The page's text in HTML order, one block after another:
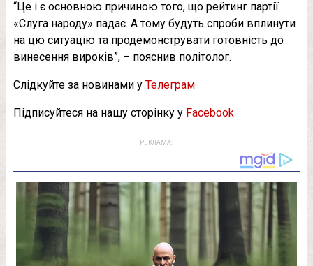
“Це і є основною причиною того, що рейтинг партії
«Слуга народу» падає. А тому будуть спроби вплинути
на цю ситуацію та продемонструвати готовність до
винесення вироків”, – пояснив політолог.
Слідкуйте за новинами у Телеграм
Підписуйтеся на нашу сторінку у Facebook
РЕКЛАМА: